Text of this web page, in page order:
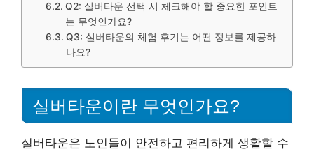
Q2: 실버타운 선택 시 체크해야 할 중요한 포인트
는 무엇인가요?
Q3: 실버타운의 체험 후기는 어떤 정보를 제공하
나요?
실버타운이란 무엇인가요?
실버타운은 노인들이 안전하고 편리하게 생활할 수